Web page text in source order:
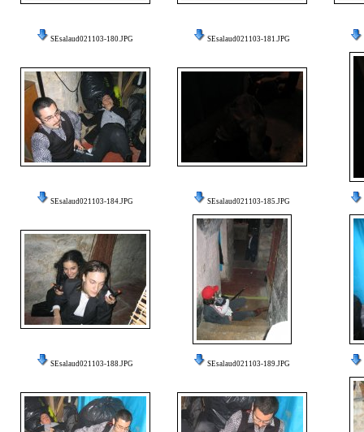
SEsalaud021103-180.JPG SEsalaud021103-181.JPG
SEsalaud021103-184.JPG SEsalaud021103-185.JPG
SEsalaud021103-188.JPG SEsalaud021103-189.JPG